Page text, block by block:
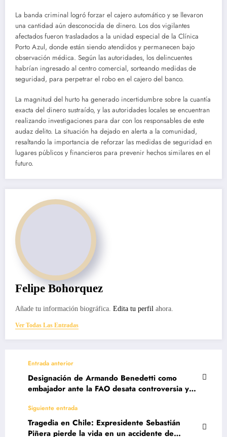
La banda criminal logró forzar el cajero automático y se llevaron
una cantidad aún desconocida de dinero. Los dos vigilantes
afectados fueron trasladados a la unidad especial de la Clínica
Porto Azul, donde están siendo atendidos y permanecen bajo
observación médica. Según las autoridades, los delincuentes
habrían ingresado al centro comercial, sorteando medidas de
seguridad, para perpetrar el robo en el cajero del banco.
La magnitud del hurto ha generado incertidumbre sobre la cuantía
exacta del dinero sustraído, y las autoridades locales se encuentran
realizando investigaciones para dar con los responsables de este
audaz delito. La situación ha dejado en alerta a la comunidad,
resaltando la importancia de reforzar las medidas de seguridad en
lugares públicos y financieros para prevenir hechos similares en el
futuro.
Felipe Bohorquez
Añade tu información biográfica. Edita tu perfil ahora.
Ver Todas Las Entradas
Entrada anterior
Designación de Armando Benedetti como
embajador ante la FAO desata controversia y
Siguiente entrada
Tragedia en Chile: Expresidente Sebastián
Piñera pierde la vida en un accidente de